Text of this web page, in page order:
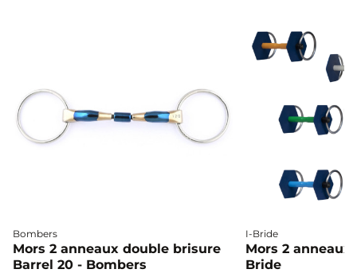
Bombers
Mors 2 anneaux double brisure
Barrel 20 - Bombers
I-Bride
Mors 2
Bride